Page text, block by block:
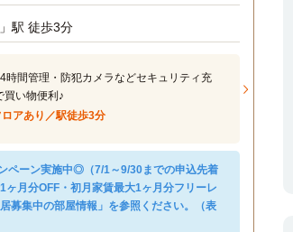
駅 徒歩3分
時間管理・防犯カメラなどセキュリティ充
買い物便利♪
アあり／駅徒歩3分
ペーン実施中◎（7/1～9/30までの申込先着
ヶ月分OFF・初月家賃最大1ヶ月分フリーレ
募集中の部屋情報」を参照ください。（表